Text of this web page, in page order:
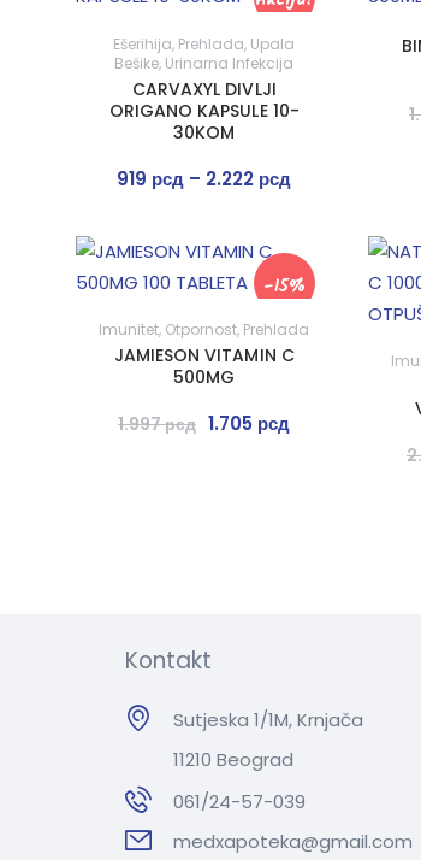
Ešerihija, Prehlada, Upala
Bešike, Urinarna Infekcija
CARVAXYL DIVLJI
ORIGANO KAPSULE 10-
30KOM
919 рсд – 2.222 рсд
-15%
Imunitet, Otpornost, Prehlada
JAMIESON VITAMIN C
500MG
1.997рсд 1.705 рсд
Kontakt
Sutjeska 1/1M, Krnjača
11210 Beograd
061/24-57-039
medxapoteka@gmail.com